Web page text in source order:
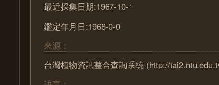
最近採集日期:1967-10-1
鑑定年月日:1968-0-0
來源：
台灣植物資訊整合查詢系統 (http://